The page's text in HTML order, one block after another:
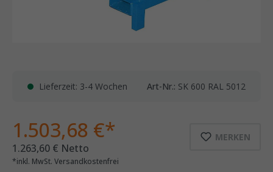
Lieferzeit: 3-4 Wochen Art-Nr.: SK 600 RAL 5012
MERKEN
1.503,68 €*
1.263,60 € Netto
*inkl. MwSt. Versandkostenfrei